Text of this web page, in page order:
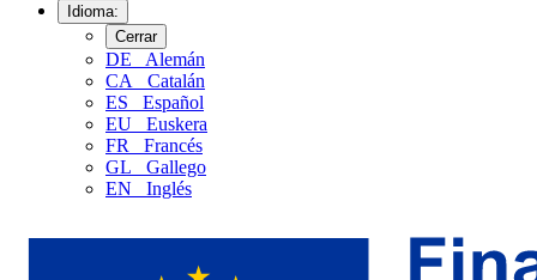
Idioma:
Cerrar
DE
Alemán
CA
Catalán
ES
Español
EU
Euskera
FR
Francés
GL
Gallego
EN
Inglés